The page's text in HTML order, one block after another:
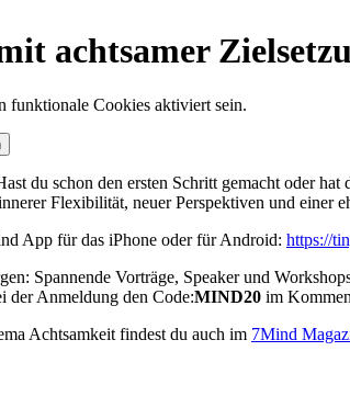
achtsamer
funktionale Cookies aktiviert sein.
du schon den ersten Schritt gemacht oder
Flexibilität, neuer Perspektiven und einer
App für das iPhone oder für Android: https://
Spannende Vorträge, Speaker und
der Anmeldung den Code:MIND20 im
Achtsamkeit findest du auch im 7Mind